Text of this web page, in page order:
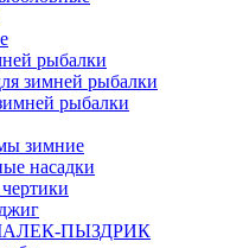
рыбалки
зимней рыбалки
рыбалки
зимние
насадки
ПЫЗДРИК